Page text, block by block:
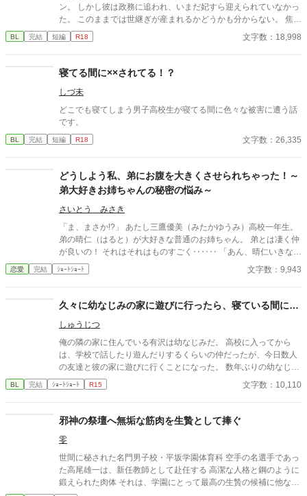
ン。 しかし彼は政務に追われ、いまだ妃すら迎えられていなかっ
た。 このままでは世継ぎが産まれるかどうかも分からない。 焦れ
た官僚たちに迫られ、マクシミリアンは世にも屈辱的な『検査』
を受けさせられることに――!?
BL 完結 短編 R18 文字数：18,998
寝てる間に××されてる！？
しづ未
どこでも寝てしまう男子高校生が寝てる間に色々な被害に遭う話
です。
BL 完結 短編 R18 文字数：26,335
どうしよう私、弟にお腹を大きくさせられちゃった！～
弟大好きお姉ちゃんの秘密の悩み～
さいとう みさき
「ま、まさか!?」 あたし三鷹優美（みたかゆうみ）高校一年生。
弟の晴仁（はると）が大好きな普通のお姉ちゃん。 弟とは凄く仲
が良いの！ それはそれはものすごく‥‥‥ 「あん、晴仁いきなり
そんなのお口に入らないよぉ～♡」 そんな関係のあたしたち。 で
もある日トイレであたしはアレが来そうなのになかなか来ないの
お腹が出て来てる!?」 お姉ちゃんの秘密の悩みです。
恋愛 完結 ｼｮｰﾄｼｮｰﾄ 文字数：9,943
久々に幼なじみの家に遊びに行ったら、寝ている間に…
しゅうじつ
俺の隣の家に住んでいる有沢は幼なじみだ。 高校に入ってから
は、学校で話したり遊んだりするくらいの仲だったが、今日数人
の友達と彼の家に遊びに行くことになった。 数年ぶりの幼なじみ
の家を懐かしんでいる中、いつの間にか友人たちは帰っており、
幼なじみと2人きりに。 そこで俺は彼の部屋であるものを見つけ
BL 完結 ｼｮｰﾄｼｮｰﾄ R15 文字数：10,110
邪神の祭壇へ無垢な筋肉を生贄として捧ぐ
零
世間に秘された名門男子校・平坂学園体育科 空手の名選手であっ
た高尾雄一は、新任教師として赴任する 高潔な人格と鋼のように
鍛えられた肉体 それは、学園にとって最高の生贄の候補に他なら